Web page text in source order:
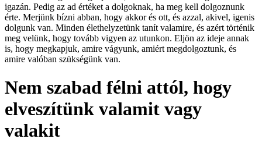
igazán. Pedig az ad értéket a dolgoknak, ha meg kell dolgoznunk
érte. Merjünk bízni abban, hogy akkor és ott, és azzal, akivel, igenis
dolgunk van. Minden élethelyzetünk tanít valamire, és azért történik
meg velünk, hogy tovább vigyen az utunkon. Eljön az ideje annak
is, hogy megkapjuk, amire vágyunk, amiért megdolgoztunk, és
amire valóban szükségünk van.
Nem szabad félni attól, hogy
elveszítünk valamit vagy
valakit